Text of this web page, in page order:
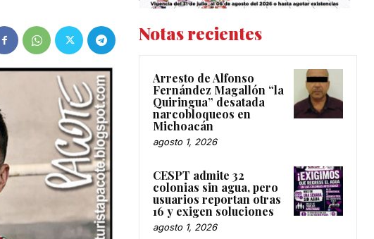
Notas recientes
Arresto de Alfonso
Fernández Magallón “la
Quiringua” desatada
narcobloqueos en
Michoacán
agosto 1, 2026
CESPT admite 32
colonias sin agua, pero
usuarios reportan otras
16 y exigen soluciones
agosto 1, 2026